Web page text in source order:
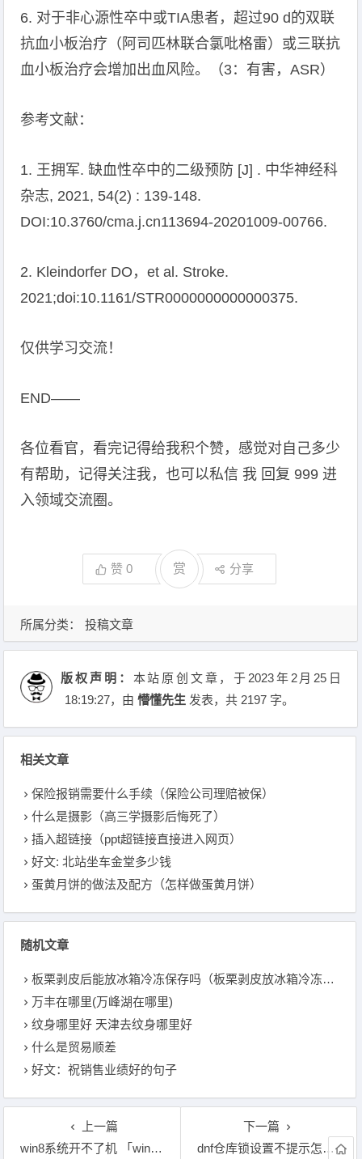
6. 对于非心源性卒中或TIA患者，超过90 d的双联
抗血小板治疗（阿司匹林联合氯吡格雷）或三联抗
血小板治疗会增加出血风险。（3：有害，ASR）
参考文献：
1. 王拥军. 缺血性卒中的二级预防 [J] . 中华神经科
杂志, 2021, 54(2) : 139-148.
DOI:10.3760/cma.j.cn113694-20201009-00766.
2. Kleindorfer DO，et al. Stroke.
2021;doi:10.1161/STR0000000000000375.
仅供学习交流！
END——
各位看官，看完记得给我积个赞，感觉对自己多少
有帮助，记得关注我，也可以私信 我 回复 999 进
入领域交流圈。
赞0 赏 分享
所属分类： 投稿文章
版权声明： 本站原创文章，于2023年2月25日
18:19:27，由懵懂先生 发表，共 2197 字。
相关文章
保险报销需要什么手续（保险公司理赔被保）
什么是摄影（高三学摄影后悔死了）
插入超链接（ppt超链接直接进入网页）
好文: 北站坐车金堂多少钱
蛋黄月饼的做法及配方（怎样做蛋黄月饼）
随机文章
板栗剥皮后能放冰箱冷冻保存吗（板栗剥皮放冰箱冷冻能放多久）
万丰在哪里(万峰湖在哪里)
纹身哪里好 天津去纹身哪里好
什么是贸易顺差
好文：祝销售业绩好的句子
上一篇
win8系统开不了机 「win8在欢迎界面一直转圈」
下一篇
dnf仓库锁设置不提示怎么设置 「dnf仓库锁怎么不提醒」